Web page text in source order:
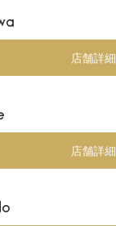
店舗詳細
店舗詳細